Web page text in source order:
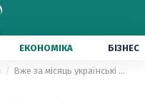
ЕКОНОМІКА БІЗНЕС
Вже за місяць українські лікарні можуть заповнитись на 100%, – Степанов розповів, що буде далі